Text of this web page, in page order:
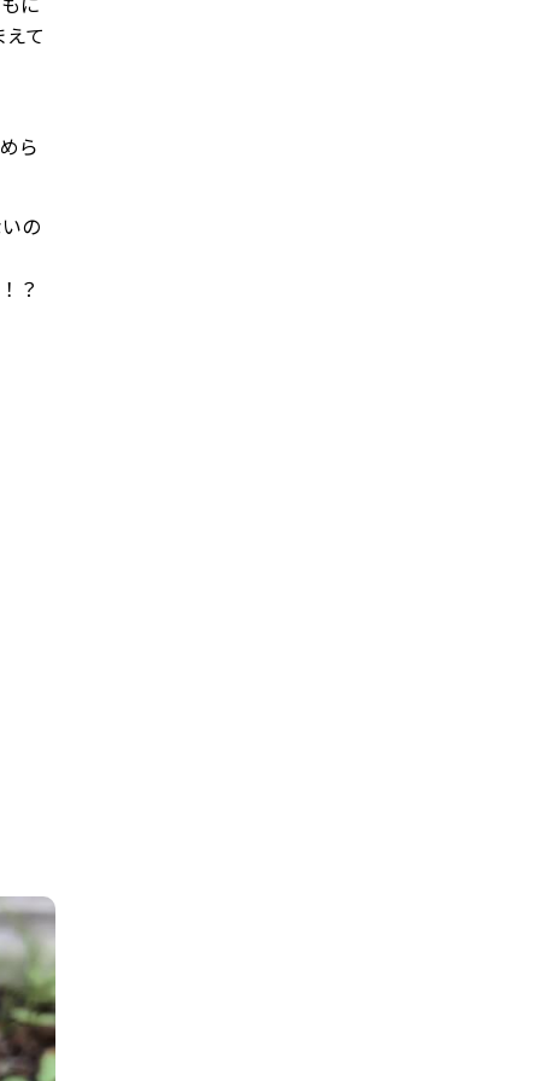
て
ら
の
？